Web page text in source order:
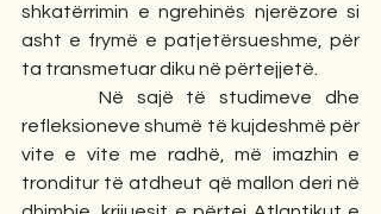
shkatërrimin e ngrehinës njerëzore si
asht e frymë e patjetërsueshme, për
ta transmetuar diku në përtejjetë.
refleksioneve shumë të kujdeshmë për
vite e vite me radhë, më imazhin e
tronditur të atdheut që mallon deri në